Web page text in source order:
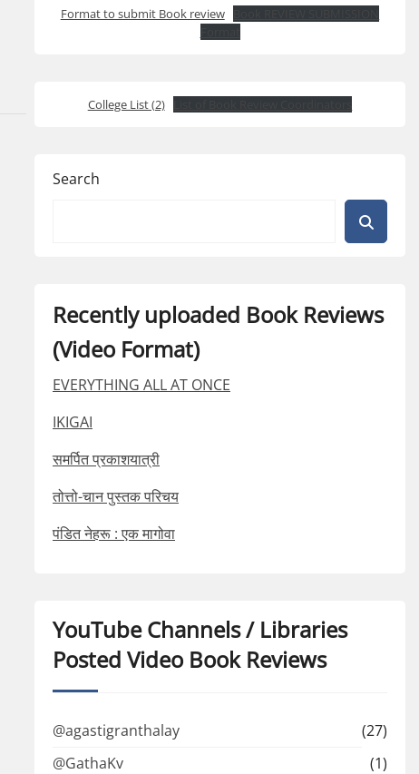
Format to submit Book review
College List (2)
Search
Recently uploaded Book Reviews
(Video Format)
EVERYTHING ALL AT ONCE
IKIGAI
समर्पित प्रकाशयात्री
तोत्तो-चान पुस्तक परिचय
पंडित नेहरू : एक मागोवा
YouTube Channels / Libraries
Posted Video Book Reviews
@agastigranthalay
(27)
@GathaKv
(1)